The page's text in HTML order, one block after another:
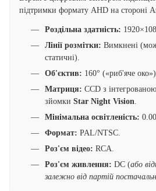
підтримки формату AHD на стороні
Роздільна здатність:
Лінії розмітки: Вимкнені
статичні).
Об'єктив: 160° («риб'яче око»).
Матриця: CCD з
зйомки Star Night Vision
Мінімальна освітленість:
Формат: PAL/NTSC.
Роз'єм відео: RCA.
Роз'єм живлення: DC (або
залежно від партій